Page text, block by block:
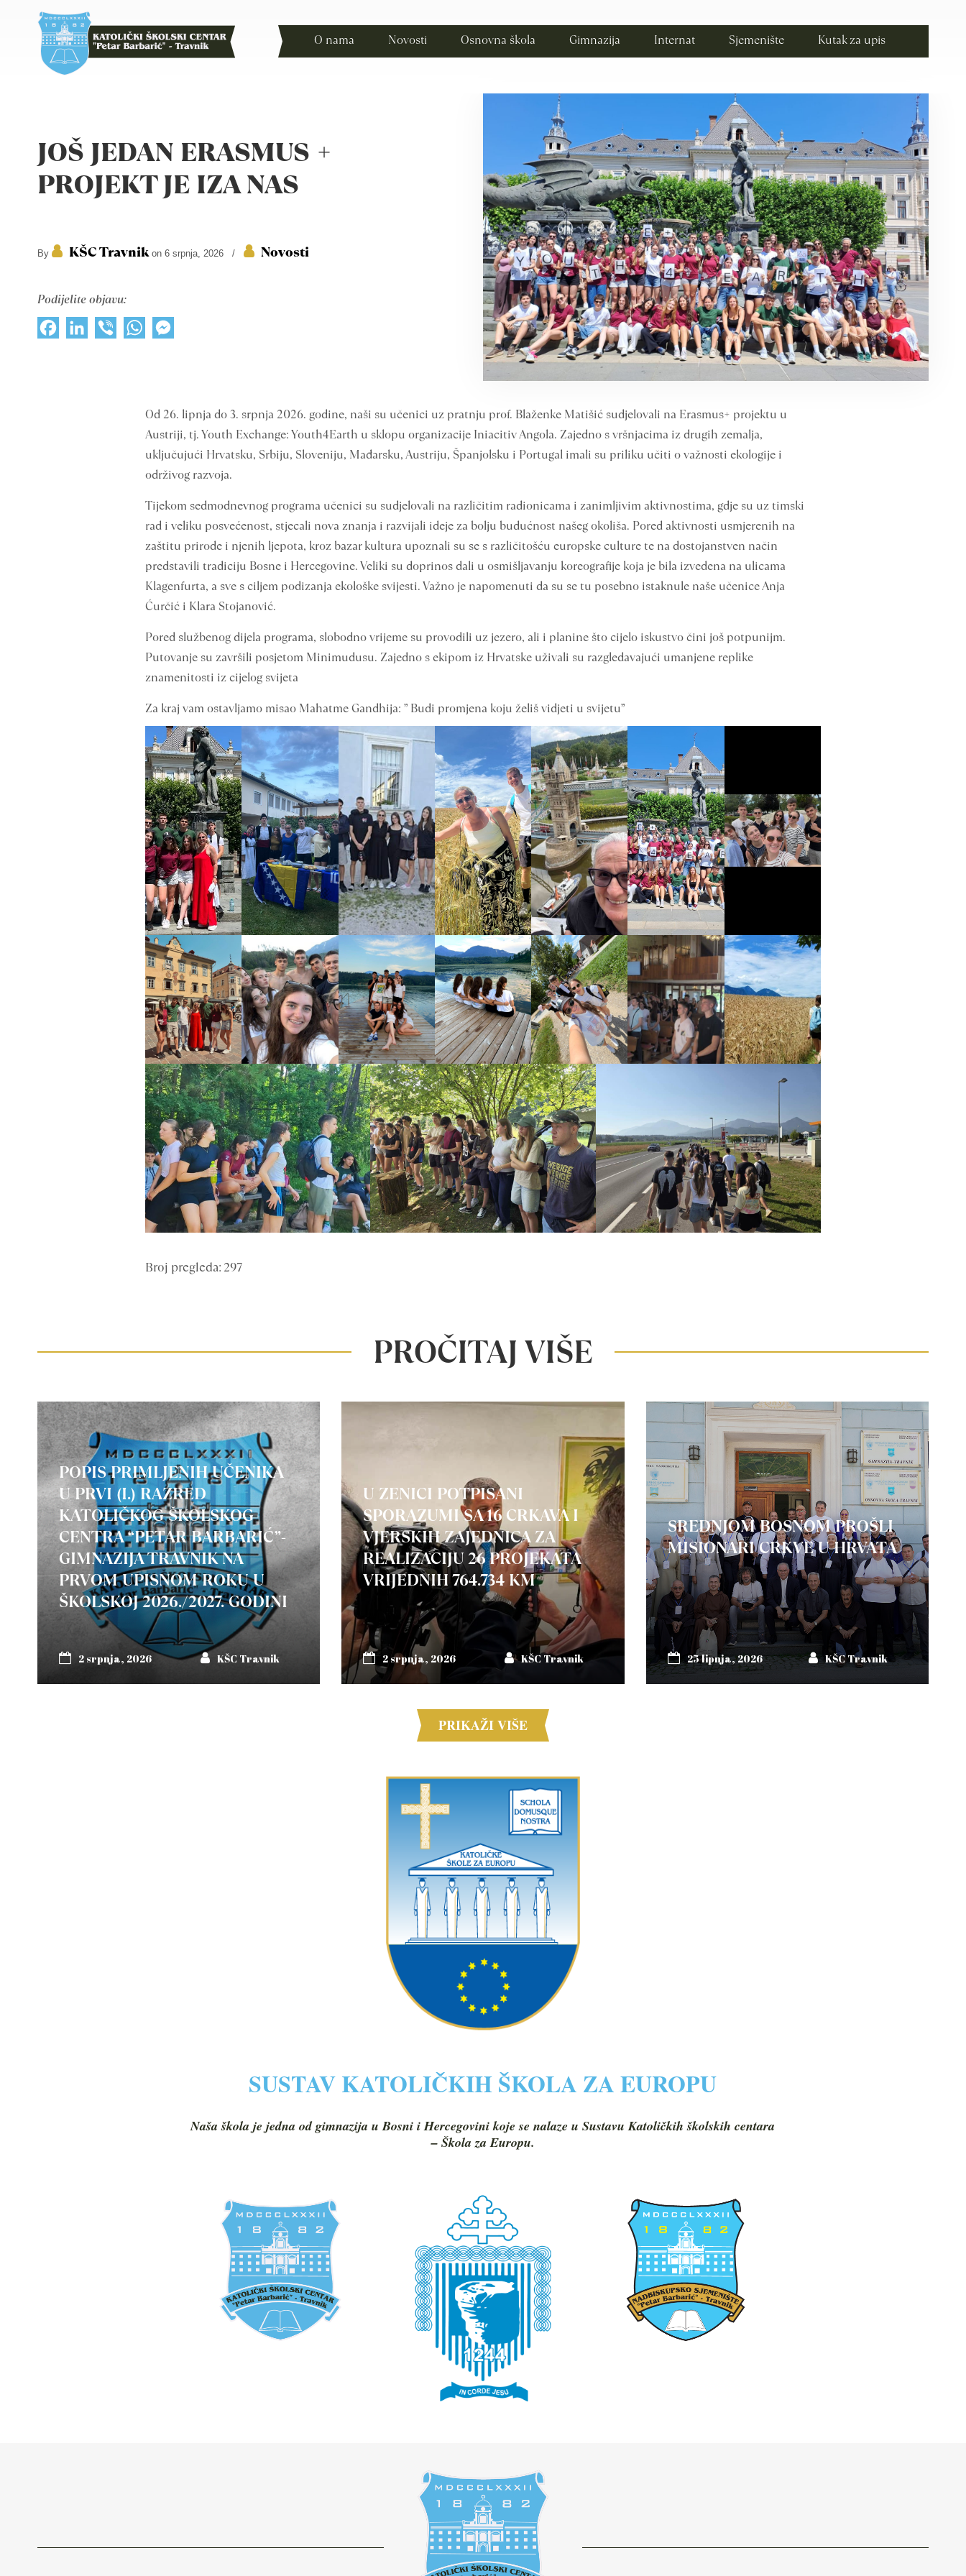
O nama Novosti Osnovna škola Gimnazija Internat Sjemenište Kutak za upis
JOŠ JEDAN ERASMUS +
PROJEKT JE IZA NAS
By KŠC Travnikon 6 srpnja, 2026 / Novosti
Podijelite objavu:
FacebookLinkedInViber WhatsApp
Od 26. lipnja do 3. srpnja 2026. godine, naši su učenici uz pratnju prof. Blaženke Matišić sudjelovali na Erasmus+ projektu u
Austriji, tj. Youth Exchange: Youth4Earth u sklopu organizacije Iniacitiv Angola. Zajedno s vršnjacima iz drugih zemalja,
uključujući Hrvatsku, Srbiju, Sloveniju, Mađarsku, Austriju, Španjolsku i Portugal imali su priliku učiti o važnosti ekologije i
održivog razvoja.
Tijekom sedmodnevnog programa učenici su sudjelovali na različitim radionicama i zanimljivim aktivnostima, gdje su uz timski
rad i veliku posvećenost, stjecali nova znanja i razvijali ideje za bolju budućnost našeg okoliša. Pored aktivnosti usmjerenih na
zaštitu prirode i njenih ljepota, kroz bazar kultura upoznali su se s različitošću europske culture te na dostojanstven način
predstavili tradiciju Bosne i Hercegovine. Veliki su doprinos dali u osmišljavanju koreografije koja je bila izvedena na ulicama
Klagenfurta, a sve s ciljem podizanja ekološke svijesti. Važno je napomenuti da su se tu posebno istaknule naše učenice Anja
Ćurčić i Klara Stojanović.
Pored službenog dijela programa, slobodno vrijeme su provodili uz jezero, ali i planine što cijelo iskustvo čini još potpunijm.
Putovanje su završili posjetom Minimudusu. Zajedno s ekipom iz Hrvatske uživali su razgledavajući umanjene replike
znamenitosti iz cijelog svijeta
Za kraj vam ostavljamo misao Mahatme Gandhija: ” Budi promjena koju želiš vidjeti u svijetu”
Broj pregleda: 297
PROČITAJ VIŠE
POPIS PRIMLJENIH UČENIKA
U PRVI (I.) RAZRED
KATOLIČKOG ŠKOLSKOG
CENTRA “PETAR BARBARIĆ”-
GIMNAZIJA TRAVNIK NA
PRVOM UPISNOM ROKU U
ŠKOLSKOJ 2026./2027. GODINI
2 srpnja, 2026 KŠC Travnik
U ZENICI POTPISANI
SPORAZUMI SA 16 CRKAVA I
VJERSKIH ZAJEDNICA ZA
REALIZACIJU 26 PROJEKATA
VRIJEDNIH 764.734 KM
2 srpnja, 2026 KŠC Travnik
SREDNJOM BOSNOM PROŠLI
MISIONARI CRKVE U HRVATA
25 lipnja, 2026 KŠC Travnik
PRIKAŽI VIŠE
SUSTAV KATOLIČKIH ŠKOLA ZA EUROPU
Naša škola je jedna od gimnazija u Bosni i Hercegovini koje se nalaze u Sustavu Katoličkih školskih centara
– Škola za Europu.